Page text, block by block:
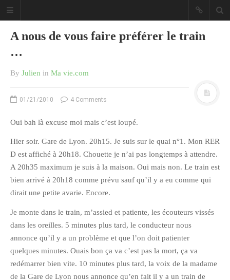
CATÉGORIES
Ailleurs
Créa
Culture
Ma Vie.com
Miaaam!
Pendant Ce Temps À Véra Cruz
Pix&Music
Q.E.M
Trouvailles
A nous de vous faire préférer le train
…
By Julien in Ma vie.com
01/21/2010 4 Comments
Oui bah là excuse moi mais c’est loupé.
Hier soir. Gare de Lyon. 20h15. Je suis sur le quai n°1. Mon RER
D est affiché à 20h18. Chouette je n’ai pas longtemps à attendre.
A 20h35 maximum je suis à la maison. Oui mais non. Le train est
bien arrivé à 20h18 comme prévu sauf qu’il y a eu comme qui
dirait une petite avarie. Encore.
Je monte dans le train, m’assied et patiente, les écouteurs vissés
dans les oreilles. 5 minutes plus tard, le conducteur nous
annonce qu’il y a un problème et que l’on doit patienter
quelques minutes. Ouais bon ça va c’est pas la mort, ça va
redémarrer bien vite. 10 minutes plus tard, la voix de la madame
de la Gare de Lyon nous annonce qu’en fait il y a un train de